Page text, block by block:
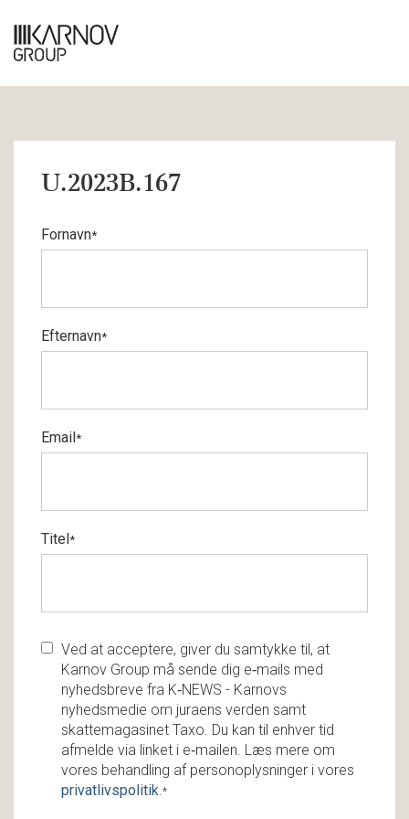
U.2023B.167
Fornavn*
Efternavn*
Email*
Titel*
Ved at acceptere, giver du samtykke til, at
Karnov Group må sende dig e‑mails med
nyhedsbreve fra K‑NEWS - Karnovs
nyhedsmedie om juraens verden samt
skattemagasinet Taxo. Du kan til enhver tid
afmelde via linket i e‑mailen. Læs mere om
vores behandling af personoplysninger i vores
privatlivspolitik.*